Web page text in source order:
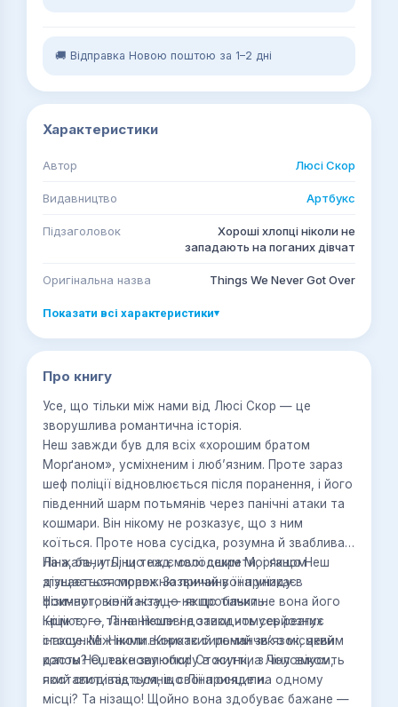
🚚 Відправка Новою поштою за 1–2 дні
Характеристики
Автор Люсі Скор
Видавництво Артбукс
Підзаголовок
Хороші хлопці ніколи не
западають на поганих дівчат
Оригінальна назва Things We Never Got Over
Показати всі характеристики▾
Про книгу
Усе, що тільки між нами від Люсі Скор — це
зворушлива романтична історія.
Неш завжди був для всіх «хорошим братом
Морґаном», усміхненим і люб’язним. Проте зараз
шеф поліції відновлюється після поранення, і його
південний шарм потьмянів через панічні атаки та
кошмари. Він нікому не розказує, що з ним
коїться. Проте нова сусідка, розумна й зваблива
Ліна, бачить, що над молодшим Морґаном
згущається морок. Зазвичай вона уникає
фізичного контакту, — якщо тільки не вона його
ініціює, — та на Нешеві дотики чомусь реагує
інакше. Між ними виникає сильний зв’язок, який
дасть Нешеві нову опору в житті, а Ліну змусить
поставити під сумнів свої принципи.
На жаль, у Ліни теж є свої секрети, і якщо Неш
дізнається справжню причину її приїзду в
Нокмаут, він їй нізащо не пробачить.
Крім того, Ліна ніколи не заводить серйозних
стосунків. Ніколи. Короткий романчик з місцевим
копом? О, таке залюбки! Стосунки з чоловіком,
який сподівається, що Ліна осяде на одному
місці? Та нізащо! Щойно вона здобуває бажане —